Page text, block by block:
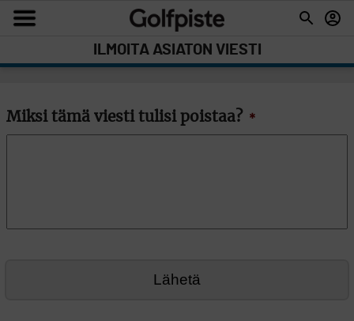
ILMOITA ASIATON VIESTI
Miksi tämä viesti tulisi poistaa? *